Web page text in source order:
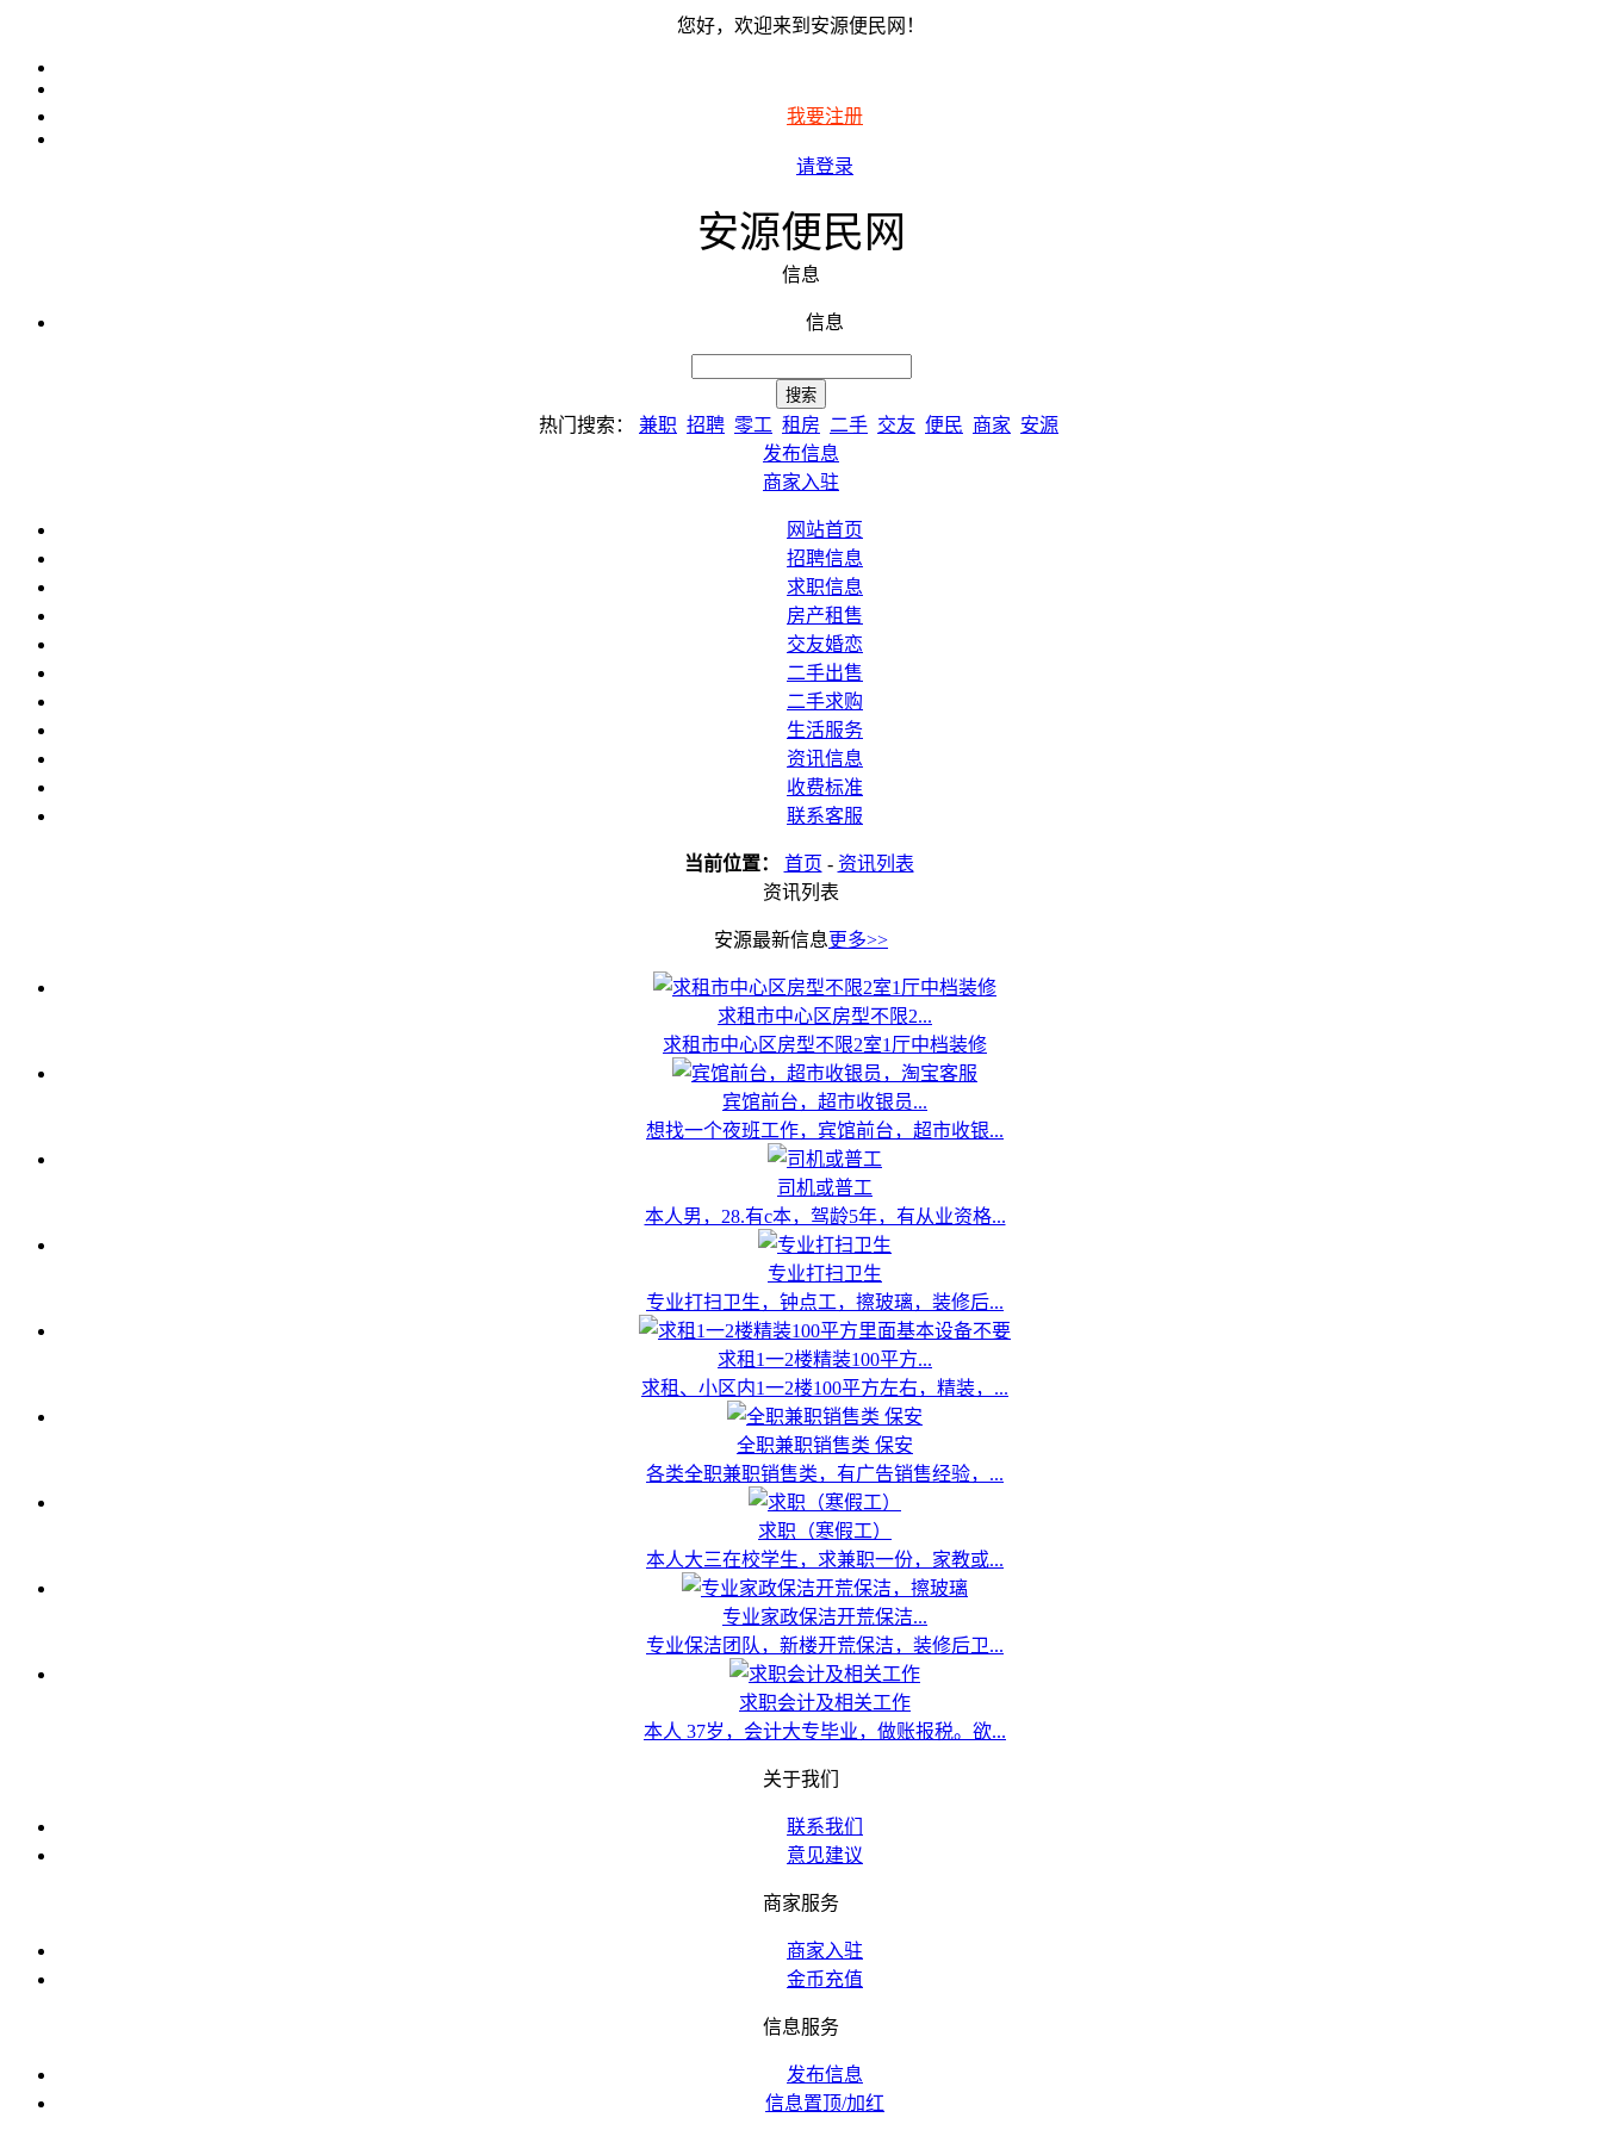
您好，欢迎来到安源便民网！
我要注册
请登录
安源便民网
信息
信息
热门搜索： 兼职 招聘 零工 租房 二手 交友 便民 商家 安源
发布信息
商家入驻
网站首页
招聘信息
求职信息
房产租售
交友婚恋
二手出售
二手求购
生活服务
资讯信息
收费标准
联系客服
当前位置： 首页 - 资讯列表
资讯列表
安源最新信息更多>>
求租市中心区房型不限2...
求租市中心区房型不限2室1厅中档装修
宾馆前台，超市收银员...
想找一个夜班工作，宾馆前台，超市收银...
司机或普工
本人男，28.有c本，驾龄5年，有从业资格...
专业打扫卫生
专业打扫卫生，钟点工，擦玻璃，装修后...
求租1一2楼精装100平方...
求租、小区内1一2楼100平方左右，精装，...
全职兼职销售类 保安
各类全职兼职销售类，有广告销售经验，...
求职（寒假工）
本人大三在校学生，求兼职一份，家教或...
专业家政保洁开荒保洁...
专业保洁团队，新楼开荒保洁，装修后卫...
求职会计及相关工作
本人 37岁，会计大专毕业，做账报税。欲...
关于我们
联系我们
意见建议
商家服务
商家入驻
金币充值
信息服务
发布信息
信息置顶/加红